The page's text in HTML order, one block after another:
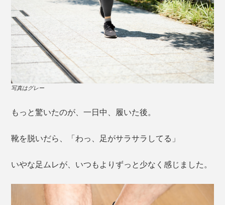
写真はグレー
もっと驚いたのが、一日中、履いた後。
靴を脱いだら、「わっ、足がサラサラしてる」
いやな足ムレが、いつもよりずっと少なく感じました。